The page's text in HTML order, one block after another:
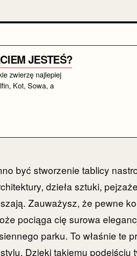
JESTEŚ?
zwierzę najlepiej
Kot, Sowa, a
być stworzenie tablicy
dzieła sztuki,
Zauważysz, że pewne
pociąga cię surowa
parku. To właśnie te
Dzięki takiemu podejściu